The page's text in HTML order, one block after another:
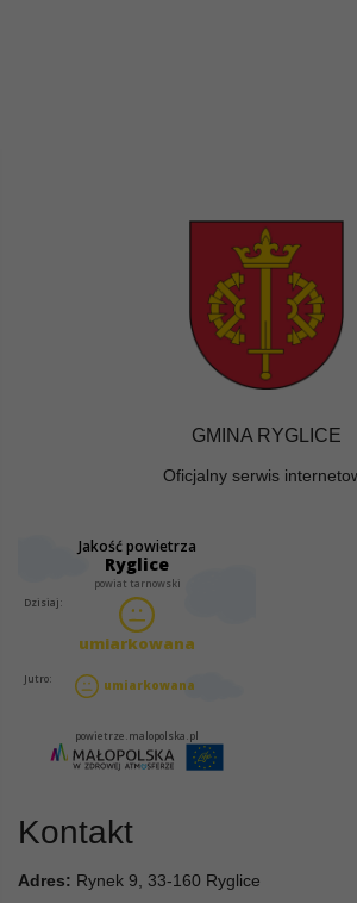
GMINA RYGLICE
Oficjalny serwis
Kontakt
Adres: Rynek 9, 33-160 Ryglice